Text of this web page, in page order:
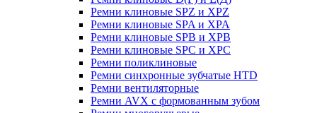
Ремни клиновые SPZ и XPZ
Ремни клиновые SPA и XPA
Ремни клиновые SPB и XPB
Ремни клиновые SPC и XPC
Ремни поликлиновые
Ремни синхронные зубчатые HTD
Ремни вентиляторные
Ремни AVX с формованным зубом